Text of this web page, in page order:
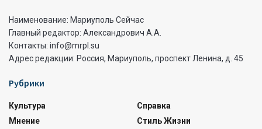
Наименование: Мариуполь Сейчас
Главный редактор: Александрович А.А.
Контакты: info@mrpl.su
Адрес редакции: Россия, Мариуполь, проспект Ленина, д. 45
Рубрики
Культура
Мнение
Справка
Стиль Жизни